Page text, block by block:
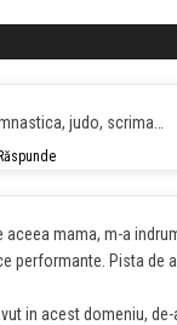
judo, scrima…
Răspunde
mama, m-a
performante. Pista de
in acest domeniu,